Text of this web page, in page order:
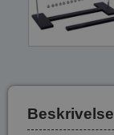
Beskrivelse